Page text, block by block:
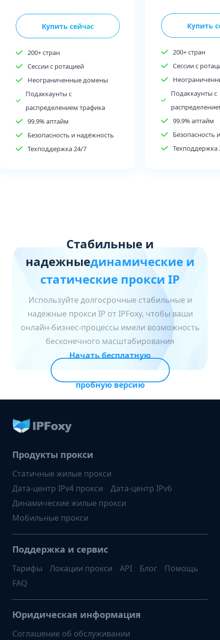
Купить сейчас
200+ стран
Сессии с ротацией
Неограниченные домены
Подаккаунты с
распределением трафика
99.9% аптайм
Безопасность и надёжность
Техподдержка 24/7
Купить
200+ стран
Сессии с
Подаккаунты с
99.9% аптайм
Безопасность
Техподдержка
Стабильные и
надежныединамические и
статические прокси IP
Используйте долгосрочные стабильные и
надежные прокси IP от IPFoxy, чтобы ваши
онлайн-бизнес-процессы имели возможность
бесконечного масштабирования
Начать бесплатную
пробную версию
Продукты прокси
Статичные жилые прокси
Дата-центр IPv4 прокси
Дата-центр IPv6
Динамические жилые прокси
Мобильные прокси
Поддержка и сервис
Тарифы Локации прокси API Блог
Помощь
FAQ
Юридическая информация
Соглашение об обслуживании